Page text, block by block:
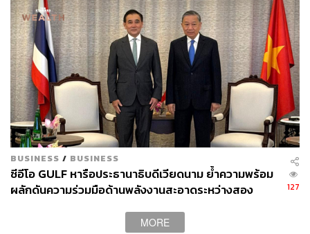
145
ABOUT THE AUTHOR
ศนิชา ละครพล
THE STANDARD WEALTH Editor
BUSINESS / BUSINESS
ซีอีโอ GULF หารือประธานาธิบดีเวียดนาม ย้ำความพร้อม
ผลักดันความร่วมมือด้านพลังงานสะอาดระหว่างสอง
127
MORE